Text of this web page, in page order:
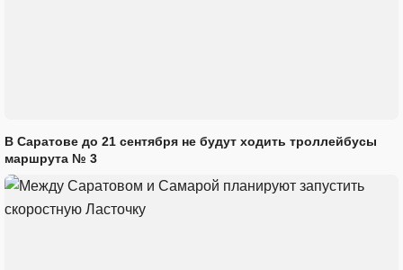
В Саратове до 21 сентября не будут ходить троллейбусы
маршрута № 3